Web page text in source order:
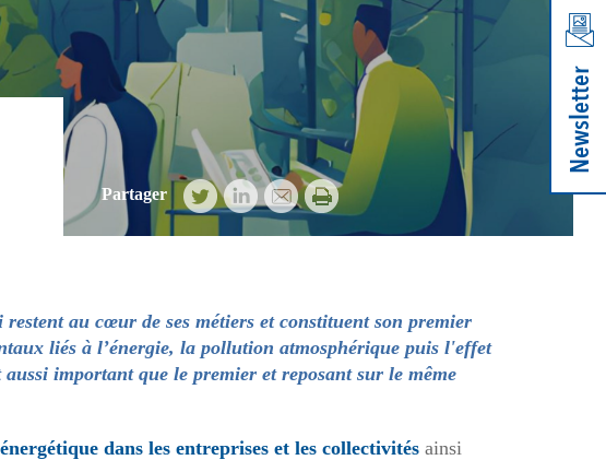
Partager
au cœur de ses métiers et constituent son premier
liés à l’énergie, la pollution atmosphérique puis l'effet
important que le premier et reposant sur le même
dans les entreprises et les collectivités ainsi
Newsletter